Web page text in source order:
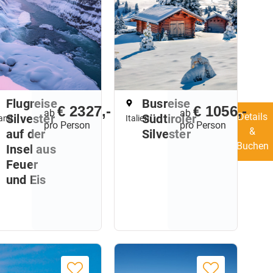
Flugreise
Silvester
auf der
Insel aus
Feuer
und Eis
ab € 2327,-
pro Person
Details
&
Buchen
Italien
Busreise
Südtiroler
Silvester
ab € 1056,-
pro Person